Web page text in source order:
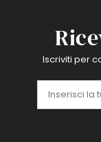
Iscriviti per